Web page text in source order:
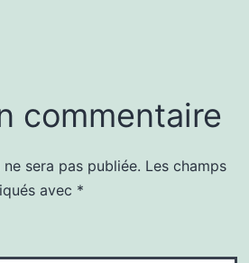
commentaire
sera pas publiée. Les champs
avec *